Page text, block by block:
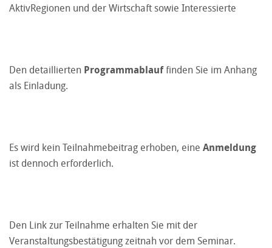
AktivRegionen und der Wirtschaft sowie Interessierte
Den detaillierten Programmablauffinden Sie im Anhang
als Einladung.
Es wird kein Teilnahmebeitrag erhoben, eine Anmeldung
ist dennoch erforderlich.
Den Link zur Teilnahme erhalten Sie mit der
Veranstaltungsbestätigung zeitnah vor dem Seminar.